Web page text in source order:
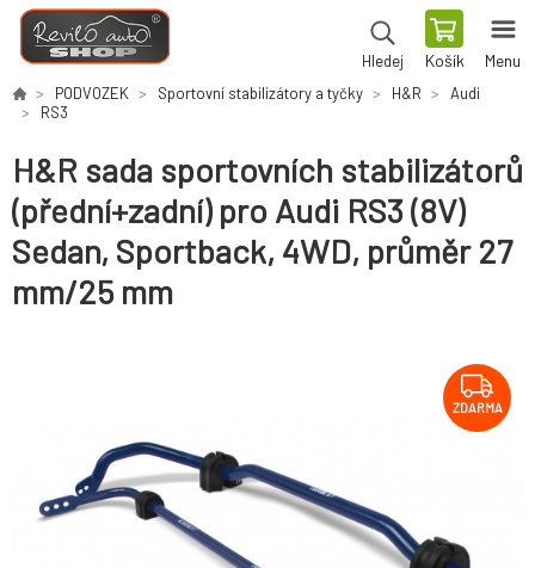
Hledej Košík Menu
PODVOZEK Sportovní stabilizátory a tyčky H&R
Audi
RS3
H&R sada sportovních stabilizátorů
(přední+zadní) pro Audi RS3 (8V)
Sedan, Sportback, 4WD, průměr 27
mm/25 mm
ZDARMA